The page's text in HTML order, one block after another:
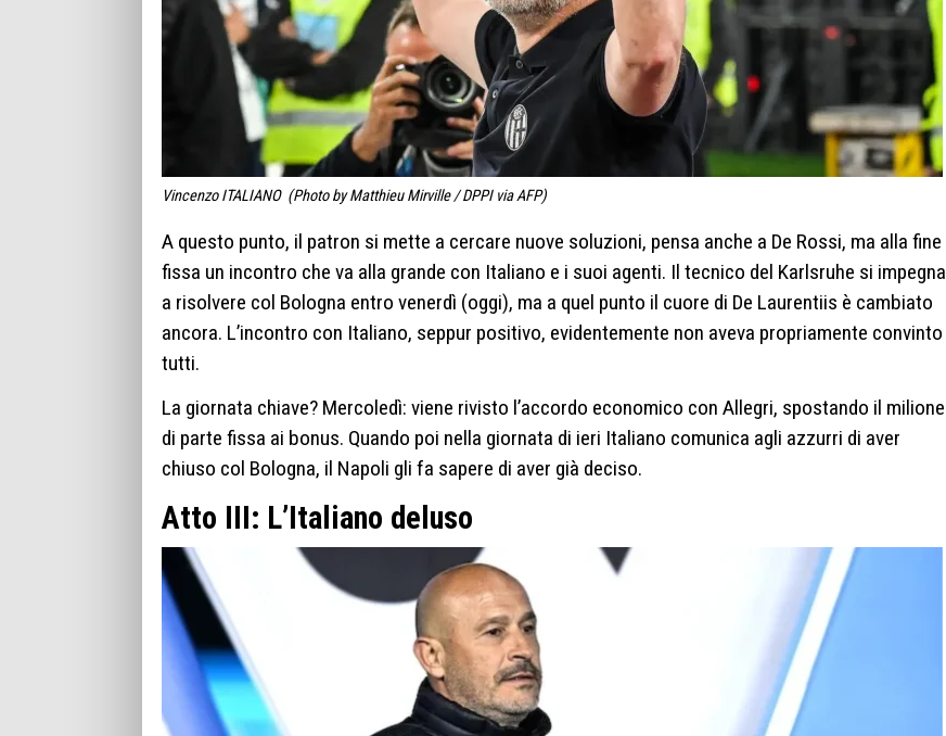
Vincenzo ITALIANO (Photo by Matthieu Mirville / DPPI via AFP)
A questo punto, il patron si mette a cercare nuove soluzioni, pensa anche a De Rossi, ma alla fine
fissa un incontro che va alla grande con Italiano e i suoi agenti. Il tecnico del Karlsruhe si impegna
a risolvere col Bologna entro venerdì (oggi), ma a quel punto il cuore di De Laurentiis è cambiato
ancora. L’incontro con Italiano, seppur positivo, evidentemente non aveva propriamente convinto
tutti.
La giornata chiave? Mercoledì: viene rivisto l’accordo economico con Allegri, spostando il milione
di parte fissa ai bonus. Quando poi nella giornata di ieri Italiano comunica agli azzurri di aver
chiuso col Bologna, il Napoli gli fa sapere di aver già deciso.
Atto III: L’Italiano deluso